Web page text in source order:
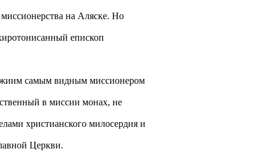
на Аляске. Но
епископ
самым видным миссионером
в миссии монах, не
христианского милосердия и
Церкви.